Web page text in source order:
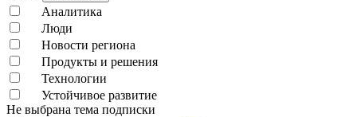
Аналитика
Люди
Новости региона
Продукты и решения
Технологии
Устойчивое развитие
Не выбрана тема подписки